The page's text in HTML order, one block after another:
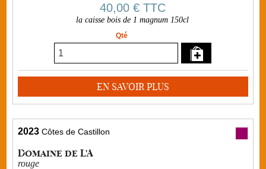
40,00 €TTC
la caisse bois de 1 magnum 150cl
Qté
EN SAVOIR PLUS
2023 Côtes de Castillon
Domaine de L'A
rouge